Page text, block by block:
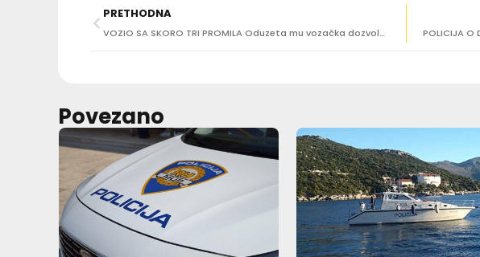
PRETHODNA
VOZIO SA SKORO TRI PROMILA Oduzeta mu vozačka dozvola i kažnjen sa 1.610 eura
Povezano